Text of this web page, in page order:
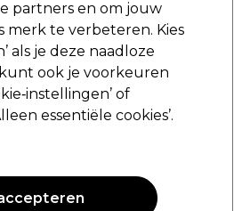
Set 3-25mm
partners en om jouw
merk te verbeteren. Kies
als je deze naadloze
ook je voorkeuren
of
essentiële cookies’.